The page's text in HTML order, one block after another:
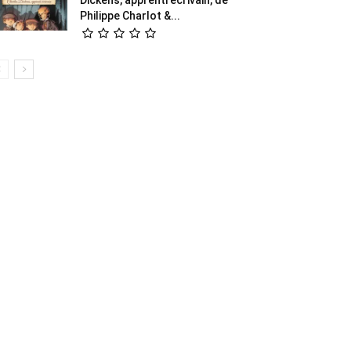
Philippe Charlot &...